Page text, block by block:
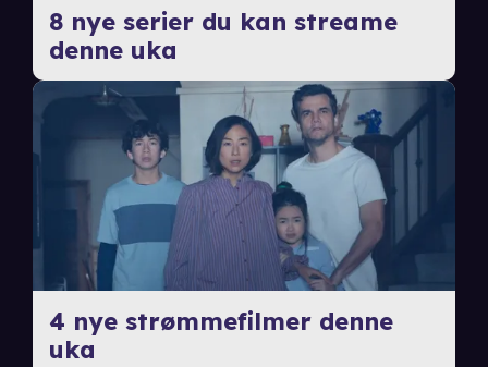
8 nye serier du kan streame
denne uka
4 nye strømmefilmer denne
uka